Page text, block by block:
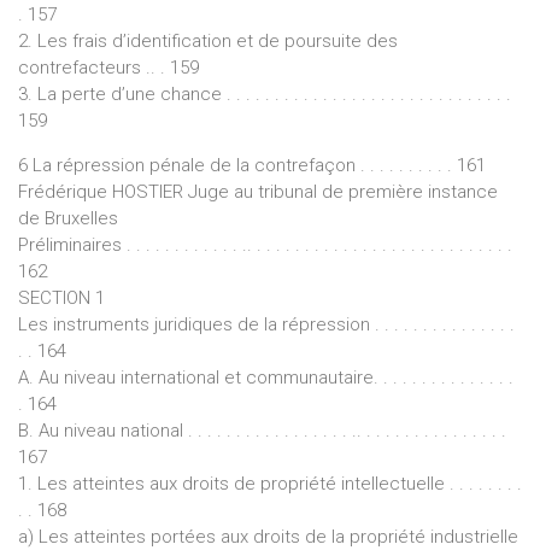
. 157
2. Les frais d’identification et de poursuite des
contrefacteurs .. . 159
3. La perte d’une chance . . . . . . . . . . . . . . . . . . . . . . . . . . . . . .
159
6 La répression pénale de la contrefaçon . . . . . . . . . . 161
Frédérique HOSTIER Juge au tribunal de première instance
de Bruxelles
Préliminaires . . . . . . . . . . . . .. . . . . . . . . . . . . . . . . . . . . . . . . . . .
162
SECTION 1
Les instruments juridiques de la répression . . . . . . . . . . . . . . .
. . 164
A. Au niveau international et communautaire. . . . . . . . . . . . . . .
. 164
B. Au niveau national . . . . . . . . . . . . . . . . . .. . . . . . . . . . . . . . . .
167
1. Les atteintes aux droits de propriété intellectuelle . . . . . . . .
. . 168
a) Les atteintes portées aux droits de la propriété industrielle